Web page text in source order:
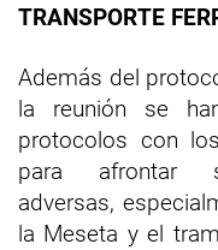
TRANSPORTE
Además del
la reunión se
protocolos con
para afrontar
adversas,
la Meseta y el